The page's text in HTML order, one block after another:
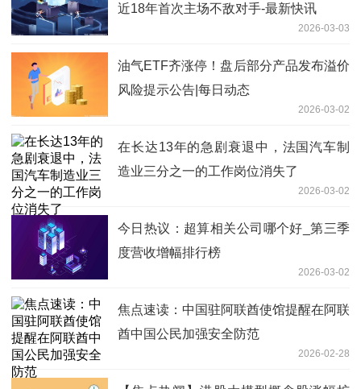
近18年首次主场不敌对手-最新快讯
2026-03-03
油气ETF齐涨停！盘后部分产品发布溢价
风险提示公告|每日动态
2026-03-02
在长达13年的急剧衰退中，法国汽车制
造业三分之一的工作岗位消失了
2026-03-02
今日热议：超算相关公司哪个好_第三季
度营收增幅排行榜
2026-03-02
焦点速读：中国驻阿联酋使馆提醒在阿联
酋中国公民加强安全防范
2026-02-28